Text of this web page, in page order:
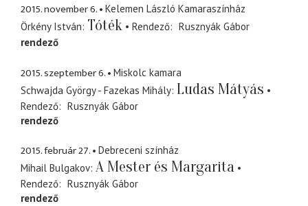
2015. november 6.
Kelemen László Kamaraszínház
Örkény István Tóték Rendező
Rusznyák Gábor
rendező
2015. szeptember 6.
Miskolc kamara
Schwajda György - Fazekas Mihály Ludas Mátyás
Rendező
Rusznyák Gábor
rendező
2015. február 27.
Debreceni színház
Mihail Bulgakov A Mester és Margarita
Rendező
Rusznyák Gábor
rendező